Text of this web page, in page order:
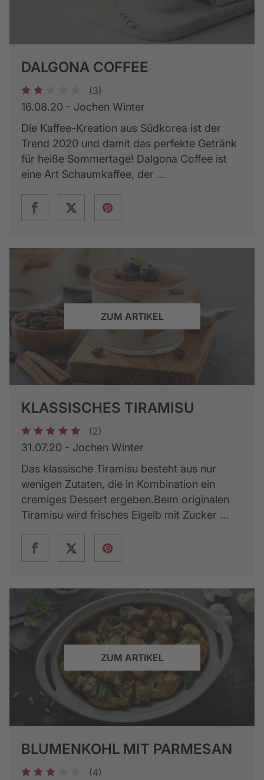
DALGONA COFFEE
1 2 (3)
16.08.20 - Jochen Winter
Die Kaffee-Kreation aus Südkorea ist der
Trend 2020 und damit das perfekte Getränk
für heiße Sommertage! Dalgona Coffee ist
eine Art Schaumkaffee, der ...
ZUM ARTIKEL
KLASSISCHES TIRAMISU
1 2 3 4 5 (2)
31.07.20 - Jochen Winter
Das klassische Tiramisu besteht aus nur
wenigen Zutaten, die in Kombination ein
cremiges Dessert ergeben.Beim originalen
Tiramisu wird frisches Eigelb mit Zucker ...
ZUM ARTIKEL
BLUMENKOHL MIT PARMESAN
1 2 3 (4)